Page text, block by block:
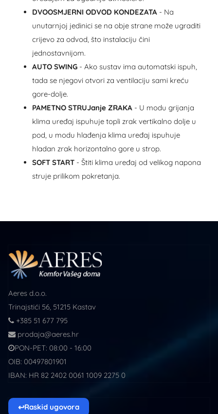
DVOOSMJERNI ODVOD KONDEZATA - Na
unutarnjoj jedinici se na obje strane može ugraditi
crijevo za odvod, što instalaciju čini
jednostavnijom.
AUTO SWING - Ako sustav ima automatski ispuh,
tada se njegovi otvori za ventilaciju sami kreću
gore-dolje.
PAMETNO STRUJanje ZRAKA - U modu grijanja
klima uređaj ispuhuje topli zrak vertikalno dolje u
pod, u modu hlađenja klima uređaj ispuhuje
hladan zrak horizontalno gore u strop.
SOFT START - Štiti klima uređaj od velikog napona
struje prilikom pokretanja.
Aeres d.o.o.
Trinajstići 56, 51215 Kastav
+385 51 677 795
prodaja@aeres.hr
PON-PET: 08:00 - 16:00
OIB: 00497801901
IBAN: HR 82 2402 0061 1009 2275 0
↩Raskid ugovora